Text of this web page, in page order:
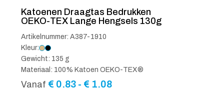
Katoenen Draagtas Bedrukken
OEKO-TEX Lange Hengsels 130g
Artikelnummer: A387-1910
Kleur:
Gewicht: 135 g
Materiaal: 100% Katoen OEKO-TEX®
Vanaf € 0.83 - € 1.08Prijsklasse: